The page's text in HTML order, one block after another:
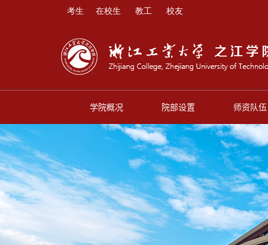
考生 在校生 教工 校友
学院概况 院部设置 师资队伍